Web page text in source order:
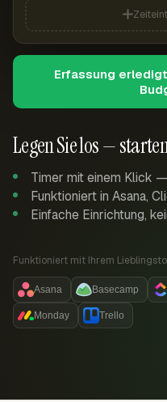
Legen Sie los —
Timer mit einem Klick
Funktioniert in Asana,
Einfache Einrichtung,
Funktioniert mit Ihrem
Asana Basecamp
Monday Trello
Erfassung